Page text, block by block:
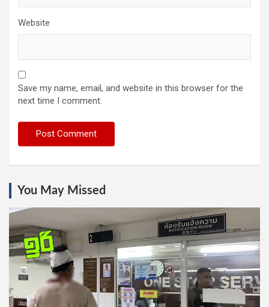
Website
Save my name, email, and website in this browser for the
next time I comment.
You May Missed